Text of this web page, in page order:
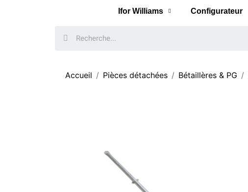
Ifor Williams Configurateur
Accueil Pièces détachées Bétaillères & PG